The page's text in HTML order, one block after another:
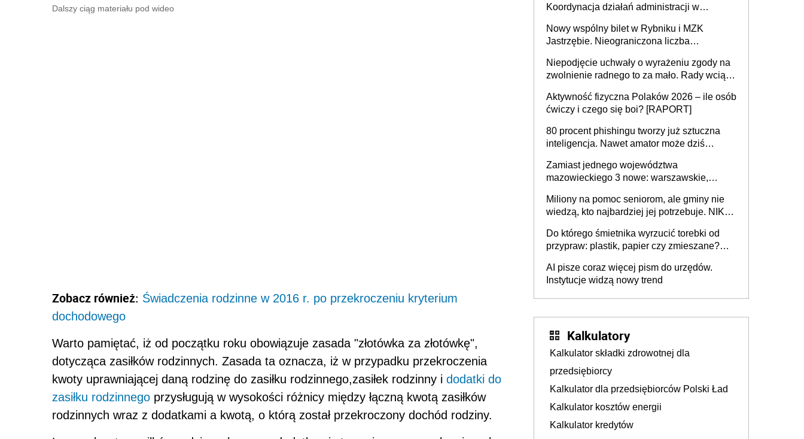
Dalszy ciąg materiału pod wideo
Zobacz również: Świadczenia rodzinne w 2016 r. po przekroczeniu kryterium
dochodowego
Warto pamiętać, iż od początku roku obowiązuje zasada "złotówka za złotówkę",
dotycząca zasiłków rodzinnych. Zasada ta oznacza, iż w przypadku przekroczenia
kwoty uprawniającej daną rodzinę do zasiłku rodzinnego,zasiłek rodzinny i dodatki do
zasiłku rodzinnego przysługują w wysokości różnicy między łączną kwotą zasiłków
rodzinnych wraz z dodatkami a kwotą, o którą został przekroczony dochód rodziny.
Koordynacja działań administracji w
Nowy wspólny bilet w Rybniku i MZK
Jastrzębie. Nieograniczona liczba
Niepodjęcie uchwały o wyrażeniu zgody na
zwolnienie radnego to za mało. Rady wciąż
rozstrzygać sprawy
Aktywność fizyczna Polaków 2026 – ile osób
ćwiczy i czego się boi? [RAPORT]
80 procent phishingu tworzy już sztuczna
inteligencja. Nawet amator może dziś
Zamiast jednego województwa
mazowieckiego 3 nowe: warszawskie,
Europie nie ma tak dużych jednostek
stołecznych
Miliony na pomoc seniorom, ale gminy nie
wiedzą, kto najbardziej jej potrzebuje. NIK
Do którego śmietnika wyrzucić torebki od
przypraw: plastik, papier czy zmieszane?
AI pisze coraz więcej pism do urzędów.
Instytucje widzą nowy trend
Kalkulatory
Kalkulator składki zdrowotnej dla
przedsiębiorcy
Kalkulator dla przedsiębiorców Polski Ład
Kalkulator kosztów energii
Kalkulator kredytów